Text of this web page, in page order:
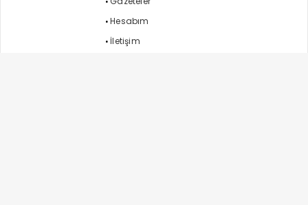
Hesabım
İletişim